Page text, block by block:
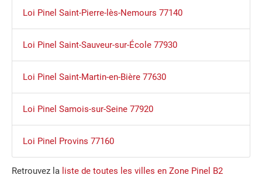
Loi Pinel Saint-Pierre-lès-Nemours 77140
Loi Pinel Saint-Sauveur-sur-École 77930
Loi Pinel Saint-Martin-en-Bière 77630
Loi Pinel Samois-sur-Seine 77920
Loi Pinel Provins 77160
Retrouvez la liste de toutes les villes en Zone Pinel B2